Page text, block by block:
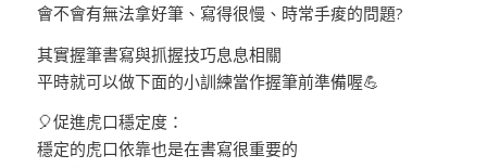
會不會有無法拿好筆、寫得很慢、時常手痠的問題?
其實握筆書寫與抓握技巧息息相關
平時就可以做下面的小訓練當作握筆前準備喔💪
🎈促進虎口穩定度：
穩定的虎口依靠也是在書寫很重要的